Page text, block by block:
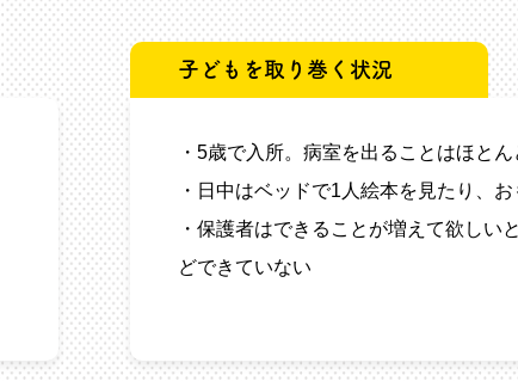
子どもを取り巻く状況
・5歳で入所。病室を出ることはほとん
・日中はベッドで1人絵本を見たり、
・保護者はできることが増えて欲しい
どできていない